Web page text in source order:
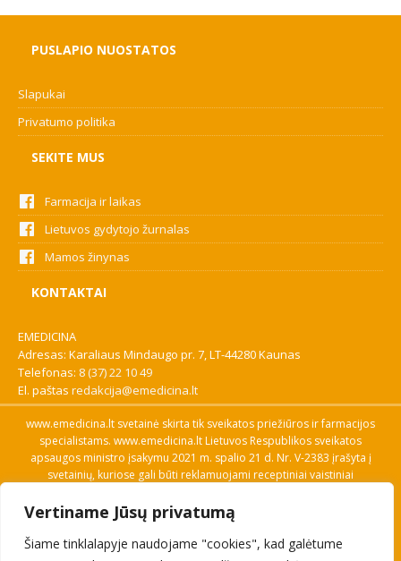
Vertiname Jūsų privatumą
Šiame tinklalapyje naudojame "cookies", kad galėtume
PUSLAPIO NUOSTATOS
Slapukai
Privatumo politika
SEKITE MUS
Farmacija ir laikas
Lietuvos gydytojo žurnalas
Mamos žinynas
KONTAKTAI
EMEDICINA
Adresas: Karaliaus Mindaugo pr. 7, LT-44280 Kaunas
Telefonas: 8 (37) 22 10 49
El. paštas redakcija@emedicina.lt
www.emedicina.lt svetainė skirta tik sveikatos priežiūros ir farmacijos
specialistams. www.emedicina.lt Lietuvos Respublikos sveikatos
apsaugos ministro įsakymu 2021 m. spalio 21 d. Nr. V-2383 įrašyta į
svetainių, kuriose gali būti reklamuojami receptiniai vaistiniai
savo profesinę kvalifikaciją. Naudingos nuorodos: Vaistų ir medicinos
pagalbos priemonių kainų paieška, VVKT tinklalapis, Sveikatos
priežiūros ar farmacijos specialisto pranešimo apie įtariamą